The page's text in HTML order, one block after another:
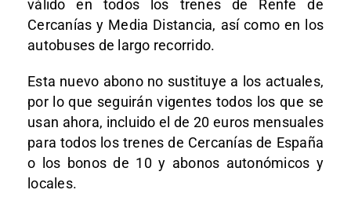
válido en todos los trenes de Renfe de
Cercanías y Media Distancia, así como en los
autobuses de largo recorrido.
Esta nuevo abono no sustituye a los actuales,
por lo que seguirán vigentes todos los que se
usan ahora, incluido el de 20 euros mensuales
para todos los trenes de Cercanías de España
o los bonos de 10 y abonos autonómicos y
locales.